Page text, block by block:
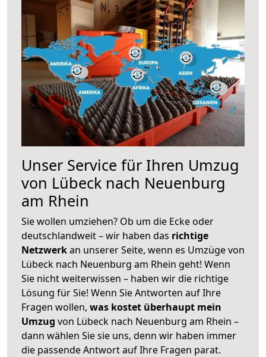
Unser Service für Ihren Umzug
von Lübeck nach Neuenburg
am Rhein
Sie wollen umziehen? Ob um die Ecke oder
deutschlandweit – wir haben das richtige
Netzwerkan unserer Seite, wenn es Umzüge von
Lübeck nach Neuenburg am Rhein geht! Wenn
Sie nicht weiterwissen – haben wir die richtige
Lösung für Sie! Wenn Sie Antworten auf Ihre
Fragen wollen, was kostet überhaupt mein
Umzug von Lübeck nach Neuenburg am Rhein –
dann wählen Sie sie uns, denn wir haben immer
die passende Antwort auf Ihre Fragen parat.